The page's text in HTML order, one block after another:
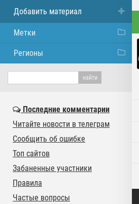
Добавить материал
Метки
Регионы
Последние комментарии
Читайте новости в телеграм
Сообщить об ошибке
Топ сайтов
Забаненные участники
Правила
Частые вопросы